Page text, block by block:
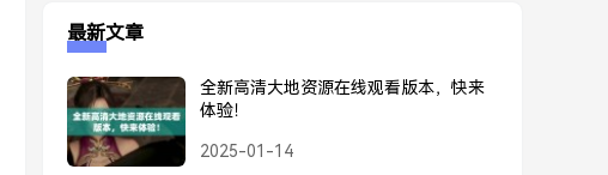
最新文章
全新高清大地资源在线观看版本，快来
体验！
2025-01-14